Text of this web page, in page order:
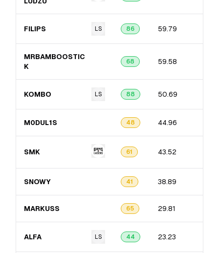
FILIPS LS 86 59.79
MRBAMBOOSTIC​
K
68 59.58
KOMBO LS 88 50.69
M0DUL1S 48 44.96
SMK 61 43.52
SNOWY 41 38.89
MARKUSS 65 29.81
ALFA LS 44 23.23